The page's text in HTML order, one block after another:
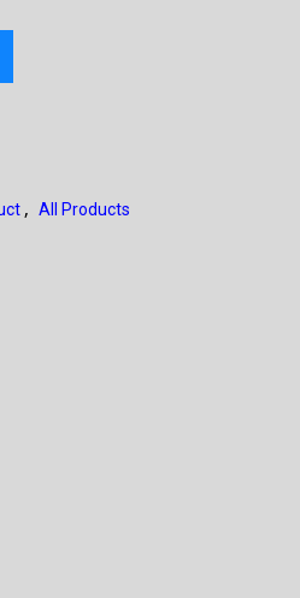
, All Products